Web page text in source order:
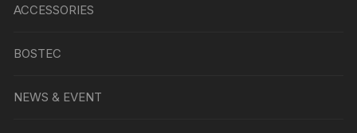
ACCESSORIES
BOSTEC
NEWS & EVENT